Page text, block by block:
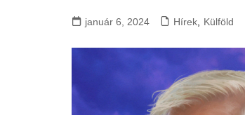
január 6, 2024 Hírek Külföld